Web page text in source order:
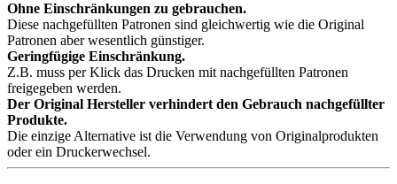
Ohne Einschränkungen zu gebrauchen.
Diese nachgefüllten Patronen sind gleichwertig wie die Original
Patronen aber wesentlich günstiger.
Geringfügige Einschränkung.
Z.B. muss per Klick das Drucken mit nachgefüllten Patronen
freigegeben werden.
Der Original Hersteller verhindert den Gebrauch nachgefüllter
Produkte.
Die einzige Alternative ist die Verwendung von Originalprodukten
oder ein Druckerwechsel.